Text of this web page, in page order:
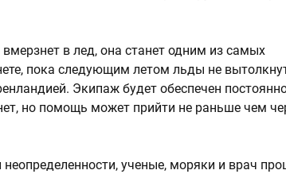
в лед, она станет одним из самых
пока следующим летом льды не
Экипаж будет обеспечен
но помощь может прийти не раньше чем
ученые, моряки и врач